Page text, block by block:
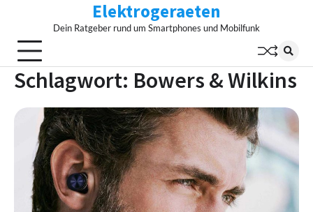
content
Elektrogeraeten
Dein Ratgeber rund um Smartphones und Mobilfunk
Schlagwort: Bowers & Wilkins